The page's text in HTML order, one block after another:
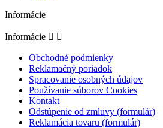
Informácie
Informácie  
Obchodné podmienky
Reklamačný poriadok
Spracovanie osobných údajov
Používanie súborov Cookies
Kontakt
Odstúpenie od zmluvy (formulár)
Reklamácia tovaru (formulár)